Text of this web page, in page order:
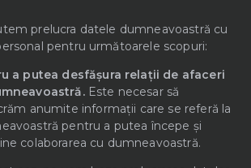
prelucra datele dumneavoastră cu
pentru următoarele scopuri:
a putea desfășura relații de afaceri
Este necesar să
anumite informații care se referă la
pentru a putea începe și
colaborarea cu dumneavoastră.